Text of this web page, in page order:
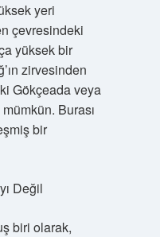
yeri
çevresindeki
yüksek bir
zirvesinden
Gökçeada veya
Burası
bir
Değil
biri olarak,